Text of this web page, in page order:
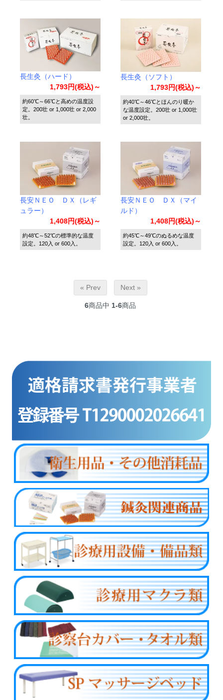
長生灸（ハード）
1,793円(税込)～
約60℃～66℃と高めの温度設
定。200壮 or 1,000壮 or 2,000
壮。
長生灸（ソフト）
1,793円(税込)～
約40℃～46℃とほんのり暖か
な温度設定。200壮 or 1,000壮
or 2,000壮。
長安ＮＥＯ ＤＸ（レギ
ュラー）
1,408円(税込)～
約48℃～52℃の標準的な温度
設定。120入 or 600入。
長安ＮＥＯ ＤＸ（マイ
ルド）
1,408円(税込)～
約45℃～49℃のぬるめな温度
設定。120入 or 600入。
« Prev Next »
6商品中 1-6商品